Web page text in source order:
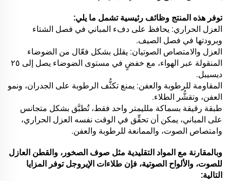
توفر هذه المنتج وظائف رئيسية تشمل ما يلي:
العزل الحراري: يحافظ على دفء المباني في فصل الشتاء
وبرودتها في فصل الصيف.
العزل والامتصاص الصوتيان: يقلل بشكل فعّال من الضوضاء
المنقولة عبر الهواء، مع خفضٍ في مستوى الضوضاء يصل إلى ٢٥
ديسيبل.
المقاومة للرطوبة والعفن: يمنع تكثُّف الرطوبة على الجدران، ونمو
العفن، وتقشُّر الطلاء.
طبقة رقيقة بسماكة ملليمتر واحد فقط، تُطبَّق بشكل متجانس
على المباني، يمكن أن تحقِّق في الوقت نفسه العزل الحراري،
وامتصاص الصوت، والممانعة للرطوبة والعفن.
وبالمقارنة مع المواد التقليدية مثل صوف الصخور، والقطن العازل
للصوت، والألواح الصوتية، فإن طلاءات الإيروجل توفر المزايا
التالية: